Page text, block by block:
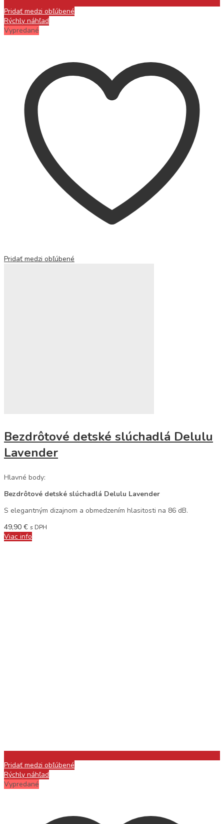
Pridať medzi obľúbené
Rýchly náhľad
Vypredané
Pridať medzi obľúbené
Bezdrôtové detské slúchadlá Delulu
Lavender
Hlavné body:
Bezdrôtové detské slúchadlá Delulu Lavender
S elegantným dizajnom a obmedzením hlasitosti na 86 dB.
49,90 € s DPH
Viac info
Pridať medzi obľúbené
Rýchly náhľad
Vypredané